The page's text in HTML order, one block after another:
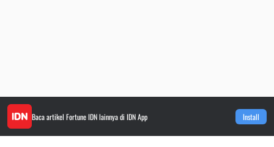
Baca artikel Fortune IDNlainnya di IDN App Install